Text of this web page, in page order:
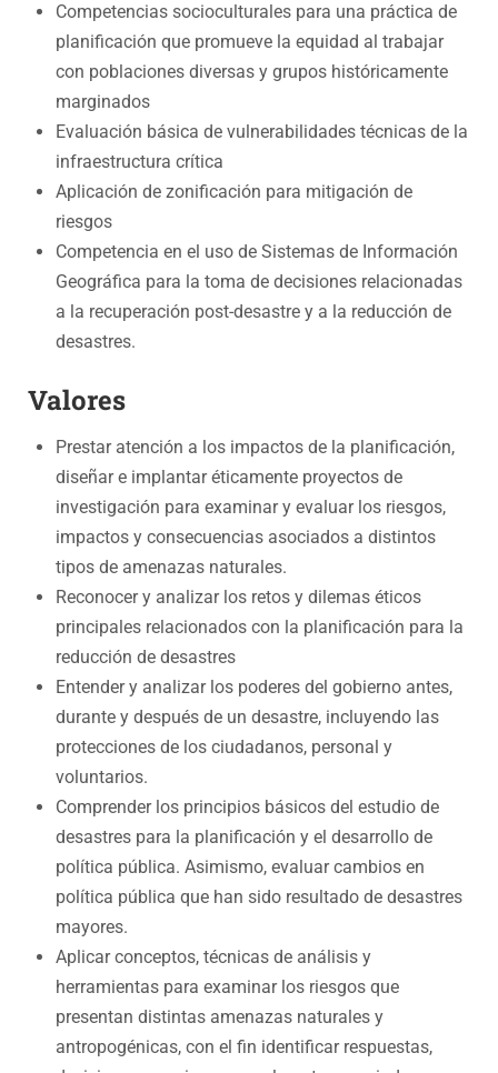
Competencias socioculturales para una práctica de
planificación que promueve la equidad al trabajar
con poblaciones diversas y grupos históricamente
marginados
Evaluación básica de vulnerabilidades técnicas de la
infraestructura crítica
Aplicación de zonificación para mitigación de
riesgos
Competencia en el uso de Sistemas de Información
Geográfica para la toma de decisiones relacionadas
a la recuperación post-desastre y a la reducción de
desastres.
Valores
Prestar atención a los impactos de la planificación,
diseñar e implantar éticamente proyectos de
investigación para examinar y evaluar los riesgos,
impactos y consecuencias asociados a distintos
tipos de amenazas naturales.
Reconocer y analizar los retos y dilemas éticos
principales relacionados con la planificación para la
reducción de desastres
Entender y analizar los poderes del gobierno antes,
durante y después de un desastre, incluyendo las
protecciones de los ciudadanos, personal y
voluntarios.
Comprender los principios básicos del estudio de
desastres para la planificación y el desarrollo de
política pública. Asimismo, evaluar cambios en
política pública que han sido resultado de desastres
mayores.
Aplicar conceptos, técnicas de análisis y
herramientas para examinar los riesgos que
presentan distintas amenazas naturales y
antropogénicas, con el fin identificar respuestas,